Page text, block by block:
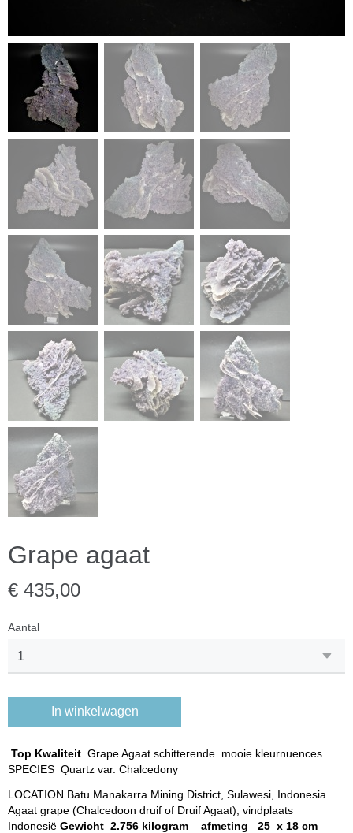
Grape agaat
€ 435,00
Aantal
In winkelwagen
Top Kwaliteit Grape Agaat schitterende mooie kleurnuences
SPECIES Quartz var. Chalcedony
LOCATION Batu Manakarra Mining District, Sulawesi, Indonesia
Agaat grape (Chalcedoon druif of Druif Agaat), vindplaats
Indonesië Gewicht 2.756 kilogram afmeting 25 x 18 cm